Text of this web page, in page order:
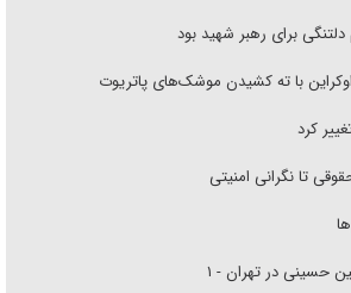
برای رهبر شهید بود
با ته کشیدن موشک‌های پاتریوت
کرد
تا نگرانی امنیتی
حسینی در تهران - ۱